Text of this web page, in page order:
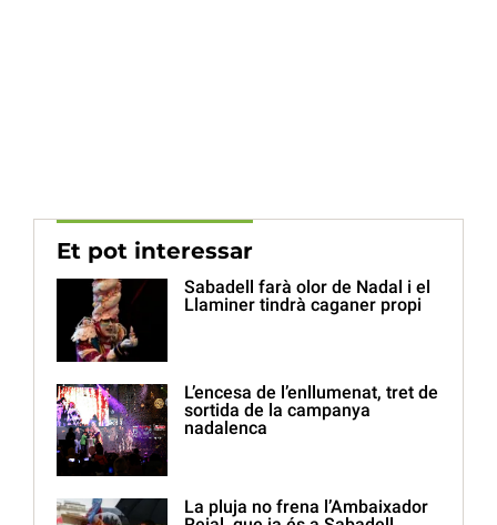
Et pot interessar
Sabadell farà olor de Nadal i el
Llaminer tindrà caganer propi
L’encesa de l’enllumenat, tret de
sortida de la campanya
nadalenca
La pluja no frena l’Ambaixador